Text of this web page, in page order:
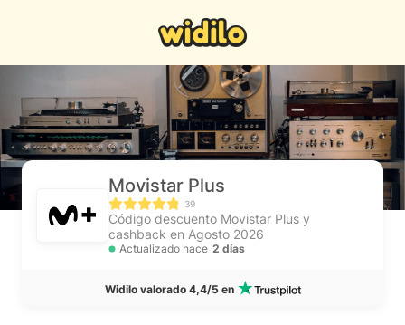
Movistar Plus
39
Código descuento Movistar Plus y
cashback en Agosto 2026
Actualizado hace 2 días
Widilo valorado 4,4/5 en